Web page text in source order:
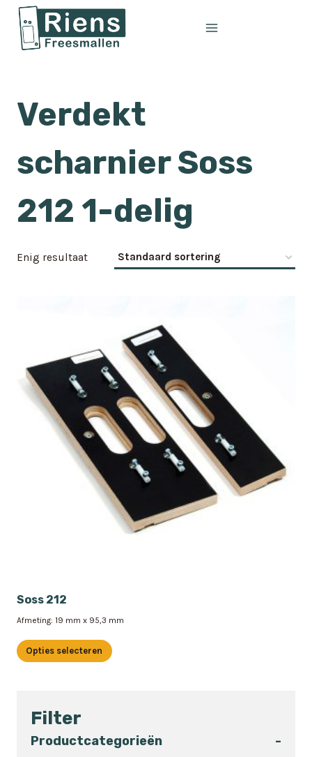
Doorgaan
naar
inhoud
Verdekt
scharnier Soss
212 1-delig
Enig resultaat
Soss 212
Afmeting: 19 mm x 95,3 mm
Opties selecteren
meerdere
variaties.
Filter
Productcategorieën -